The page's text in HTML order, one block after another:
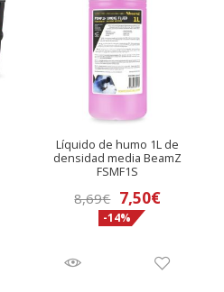
Líquido de humo 1L de
densidad media BeamZ
FSMF1S
8,69€ El
precio
7,50€El
es:
-14%